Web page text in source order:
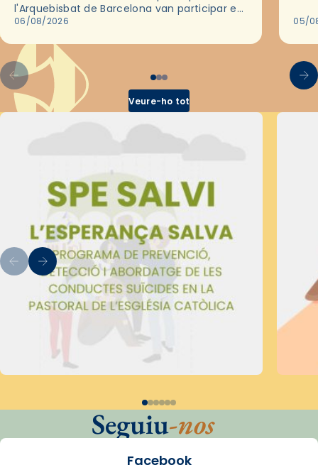
l'Arquebisbat de Barcelona van participar en
les convivències Be Apostle, organitzades
06/08/2026 05/
Veure-ho tot
Seguiu-nos
Facebook